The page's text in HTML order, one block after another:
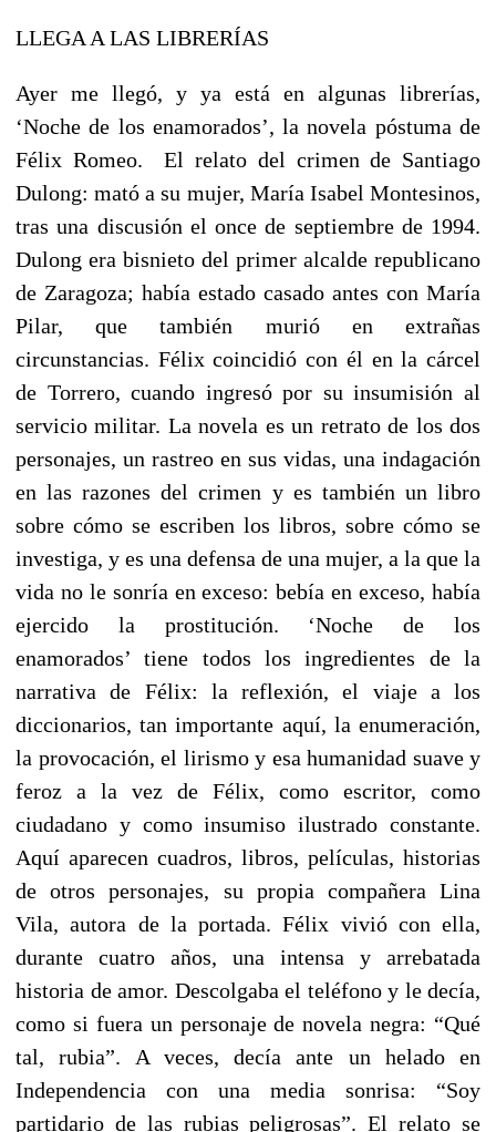
LLEGA A LAS LIBRERÍAS
Ayer me llegó, y ya está en algunas librerías,
‘Noche de los enamorados’, la novela póstuma de
Félix Romeo. El relato del crimen de Santiago
Dulong: mató a su mujer, María Isabel Montesinos,
tras una discusión el once de septiembre de 1994.
Dulong era bisnieto del primer alcalde republicano
de Zaragoza; había estado casado antes con María
Pilar, que también murió en extrañas
circunstancias. Félix coincidió con él en la cárcel
de Torrero, cuando ingresó por su insumisión al
servicio militar. La novela es un retrato de los dos
personajes, un rastreo en sus vidas, una indagación
en las razones del crimen y es también un libro
sobre cómo se escriben los libros, sobre cómo se
investiga, y es una defensa de una mujer, a la que la
vida no le sonría en exceso: bebía en exceso, había
ejercido la prostitución. ‘Noche de los
enamorados’ tiene todos los ingredientes de la
narrativa de Félix: la reflexión, el viaje a los
diccionarios, tan importante aquí, la enumeración,
la provocación, el lirismo y esa humanidad suave y
feroz a la vez de Félix, como escritor, como
ciudadano y como insumiso ilustrado constante.
Aquí aparecen cuadros, libros, películas, historias
de otros personajes, su propia compañera Lina
Vila, autora de la portada. Félix vivió con ella,
durante cuatro años, una intensa y arrebatada
historia de amor. Descolgaba el teléfono y le decía,
como si fuera un personaje de novela negra: “Qué
tal, rubia”. A veces, decía ante un helado en
Independencia con una media sonrisa: “Soy
partidario de las rubias peligrosas”. El relato se